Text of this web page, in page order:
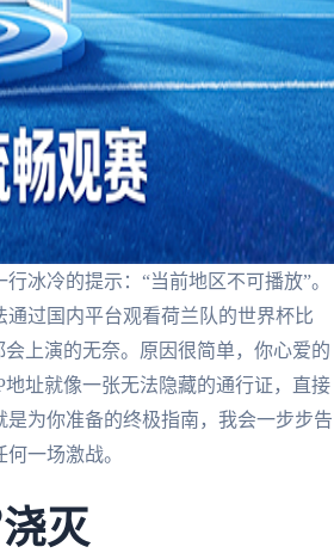
冰冷的提示：“当前地区不可播放”。
过国内平台观看荷兰队的世界杯比
上演的无奈。原因很简单，你心爱的
址就像一张无法隐藏的通行证，直接
为你准备的终极指南，我会一步步告
一场激战。
灭